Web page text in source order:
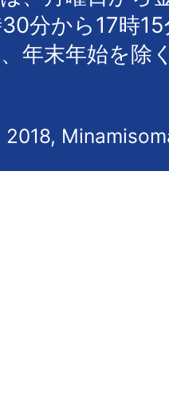
分から17時
年末年始を除
2018,